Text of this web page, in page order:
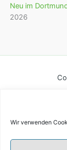
Wir verwenden
Neu im
2026